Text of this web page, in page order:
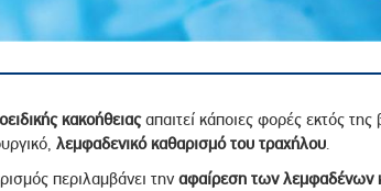
κακοήθειαςαπαιτεί κάποιες φορές εκτός της
λεμφαδενικό καθαρισμό του τραχήλου.
περιλαμβάνει την αφαίρεση των λεμφαδένων